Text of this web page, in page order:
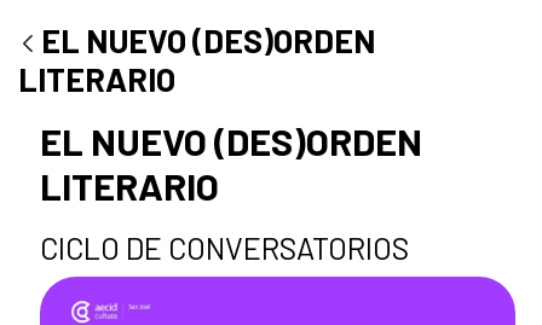
EL NUEVO (DES)ORDEN
LITERARIO
EL NUEVO (DES)ORDEN
LITERARIO
CICLO DE CONVERSATORIOS